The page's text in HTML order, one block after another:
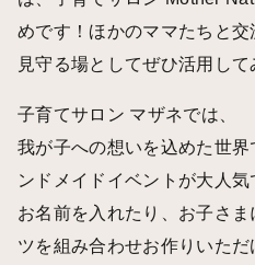
めです！ほかのママたちと
見守る場としてぜひ活用して
子育てサロン マザネでは、
我が子への想いを込めた世
ンドメイドイベントが大人気
お名前を入れたり、お子さ
ツを組み合わせお作りいた